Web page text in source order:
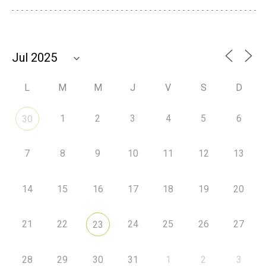
L M M J V S D
30 1 2 3 4 5 6
7 8 9 10 11 12 13
14 15 16 17 18 19 20
21 22 23 24 25 26 27
28 29 30 31 1 2 3